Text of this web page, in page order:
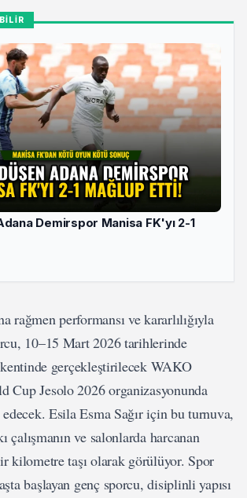
Demirspor Manisa FK'yı 2-1
rağmen performansı ve kararlılığıyla
10–15 Mart 2026 tarihlerinde
kentinde gerçekleştirilecek WAKO
Cup Jesolo 2026 organizasyonunda
Esila Esma Sağır için bu turnuva,
çalışmanın ve salonlarda harcanan
kilometre taşı olarak görülüyor. Spor
başlayan genç sporcu, disiplinli yapısı